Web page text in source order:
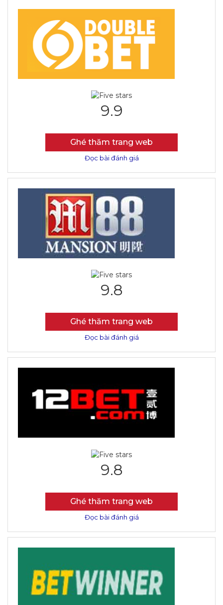
9.9
Ghé thăm trang web
Đọc bài đánh giá
9.8
Ghé thăm trang web
Đọc bài đánh giá
9.8
Ghé thăm trang web
Đọc bài đánh giá